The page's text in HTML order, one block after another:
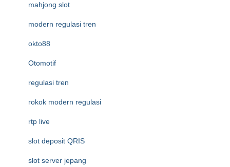
mahjong slot
modern regulasi tren
okto88
Otomotif
regulasi tren
rokok modern regulasi
rtp live
slot deposit QRIS
slot server jepang